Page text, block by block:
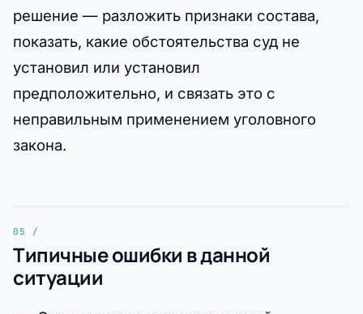
решение — разложить признаки состава,
показать, какие обстоятельства суд не
установил или установил
предположительно, и связать это с
неправильным применением уголовного
закона.
Типичные ошибки в данной
ситуации